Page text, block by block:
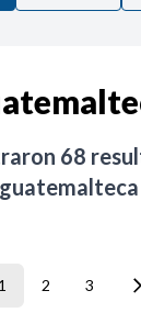
68
guatemalteca
1 2 3